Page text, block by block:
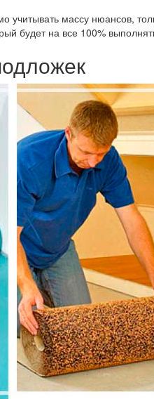
массу нюансов,
будет на все 100%